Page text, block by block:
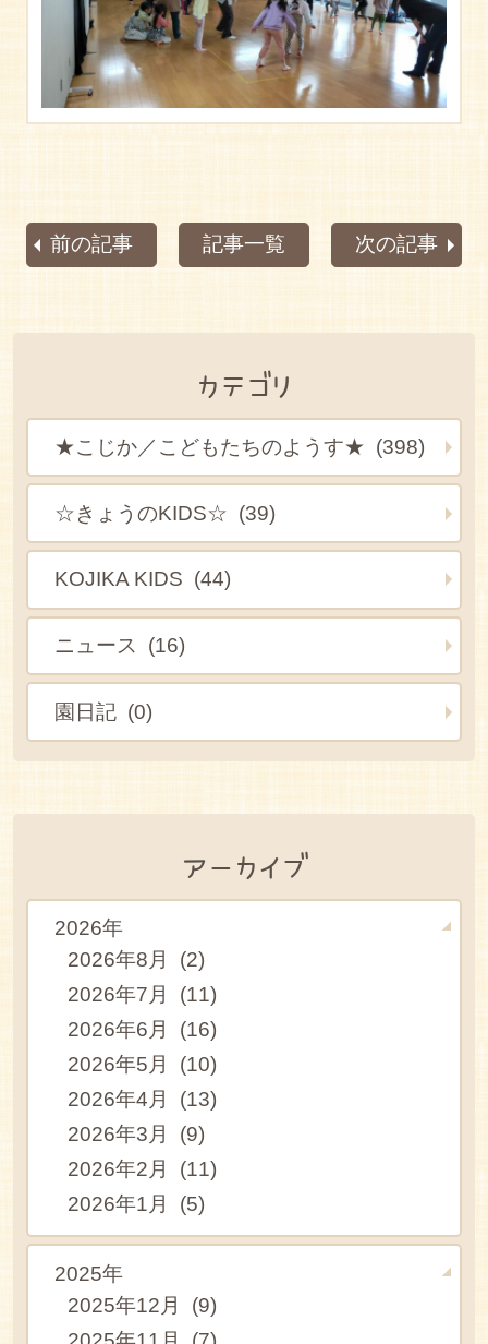
前の記事 記事一覧 次の記事
カテゴリ
★こじか／こどもたちのようす★ (398)
☆きょうのKIDS☆ (39)
KOJIKA KIDS (44)
ニュース (16)
園日記 (0)
アーカイブ
2026年
2026年8月 (2)
2026年7月 (11)
2026年6月 (16)
2026年5月 (10)
2026年4月 (13)
2026年3月 (9)
2026年2月 (11)
2026年1月 (5)
2025年
2025年12月 (9)